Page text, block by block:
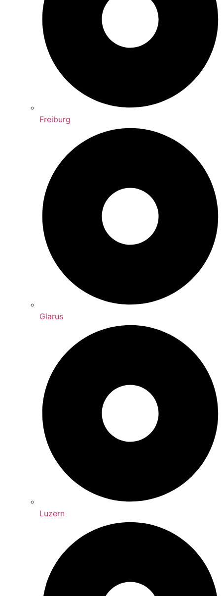
Freiburg
Glarus
Luzern